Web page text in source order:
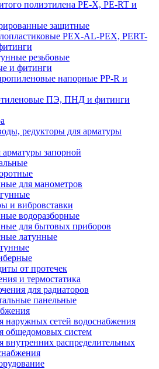
полиэтилена PE-X, PE-RT и
защитные
PEX-AL-PEX, PERT-
резьбовые
и фитинги
напорные PP-R и
ПЭ, ПНД и фитинги
редукторы для арматуры
арматуры запорной
для манометров
и вибровставки
водоразборные
для бытовых приборов
латунные
от протечек
и термостатика
для радиаторов
панельные
наружных сетей водоснабжения
общедомовых систем
внутренних распределительных